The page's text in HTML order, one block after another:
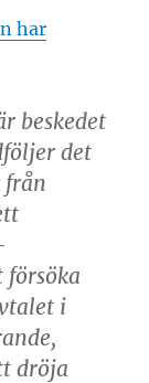
har
beskedet
det
från
i
dröja